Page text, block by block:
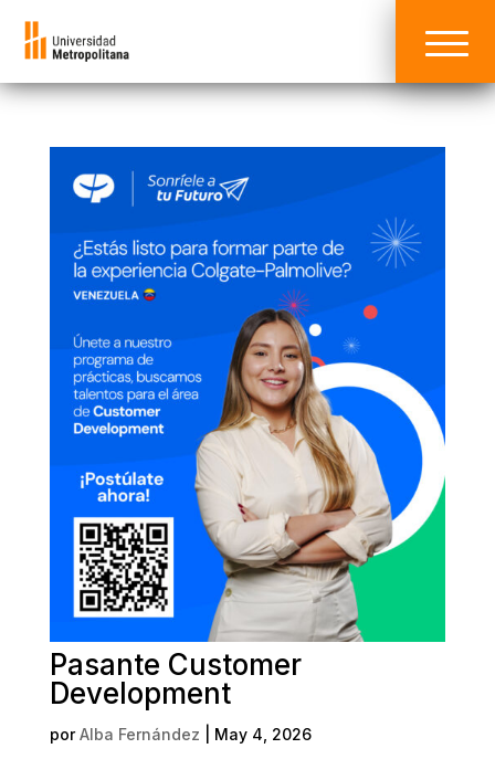
Pasante Customer
Development
porAlba Fernández May 4, 2026